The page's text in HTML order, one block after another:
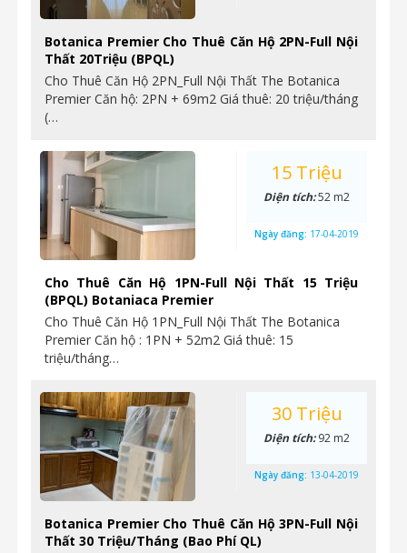
Botanica Premier Cho Thuê Căn Hộ 2PN-Full Nội
Thất 20Triệu (BPQL)
Cho Thuê Căn Hộ 2PN_Full Nội Thất The Botanica
Premier Căn hộ: 2PN + 69m2 Giá thuê: 20 triệu/tháng
(…
Cho Thuê Căn Hộ 1PN-Full Nội Thất 15 Triệu
(BPQL) Botaniaca Premier
Cho Thuê Căn Hộ 1PN_Full Nội Thất The Botanica
Premier Căn hộ : 1PN + 52m2 Giá thuê: 15
triệu/tháng…
15 Triệu
Diện tích:52 m2
Ngày đăng: 17-04-2019
Botanica Premier Cho Thuê Căn Hộ 3PN-Full Nội
Thất 30 Triệu/Tháng (Bao Phí QL)
30 Triệu
Diện tích:92 m2
Ngày đăng: 13-04-2019